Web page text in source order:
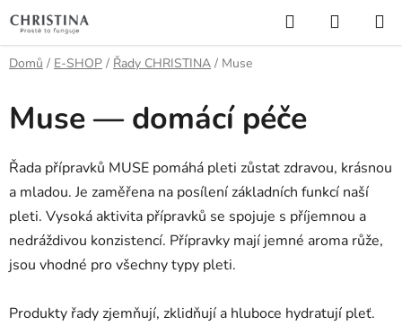
na
obsah
Hledat
KOŠÍK
Domů / E-SHOP / Řady CHRISTINA / Muse
Muse — domácí péče
Řada přípravků MUSE pomáhá pleti zůstat zdravou, krásnou
a mladou. Je zaměřena na posílení základních funkcí naší
pleti. Vysoká aktivita přípravků se spojuje s příjemnou a
nedráždivou konzistencí. Přípravky mají jemné aroma růže,
jsou vhodné pro všechny typy pleti.
Produkty řady zjemňují, zklidňují a hluboce hydratují pleť.